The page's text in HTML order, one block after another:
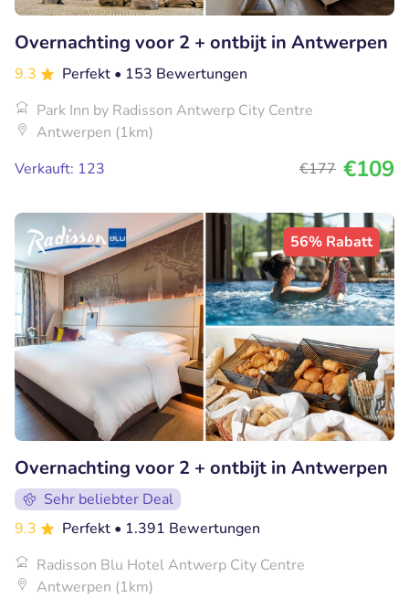
Overnachting voor 2 + ontbijt in Antwerpen
9.3 Perfekt • 153 Bewertungen
Park Inn by Radisson Antwerp City Centre
Antwerpen (1km)
Verkauft: 123
€177 €109
56% Rabatt
Overnachting voor 2 + ontbijt in Antwerpen
Sehr beliebter Deal
9.3
Perfekt • 1.391 Bewertungen
Radisson Blu Hotel Antwerp City Centre
Antwerpen (1km)